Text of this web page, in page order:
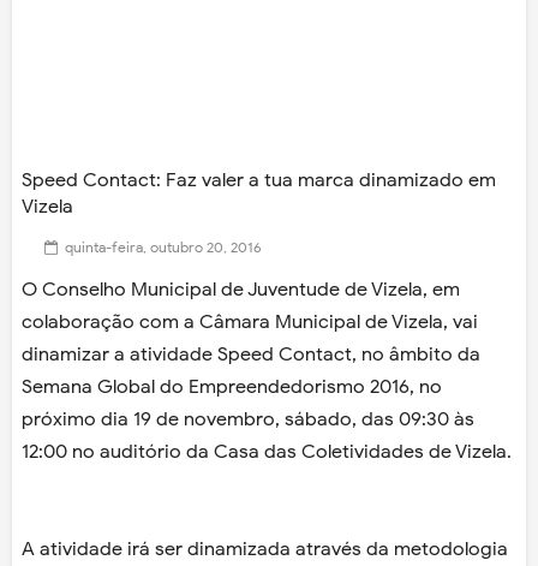
Speed Contact: Faz valer a tua marca dinamizado em
Vizela
quinta-feira, outubro 20, 2016
O Conselho Municipal de Juventude de Vizela, em
colaboração com a Câmara Municipal de Vizela, vai
dinamizar a atividade Speed Contact, no âmbito da
Semana Global do Empreendedorismo 2016, no
próximo dia 19 de novembro, sábado, das 09:30 às
12:00 no auditório da Casa das Coletividades de Vizela.
A atividade irá ser dinamizada através da metodologia